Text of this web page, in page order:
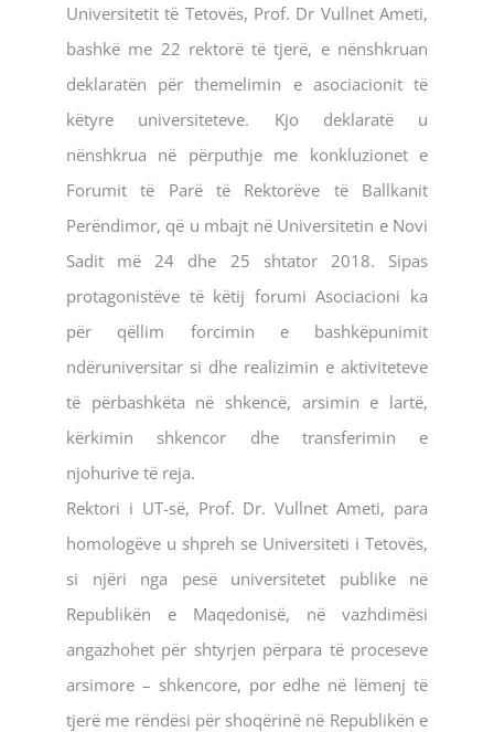
Universitetit të Tetovës, Prof. Dr Vullnet Ameti,
bashkë me 22 rektorë të tjerë, e nënshkruan
deklaratën për themelimin e asociacionit të
këtyre universiteteve. Kjo deklaratë u
nënshkrua në përputhje me konkluzionet e
Forumit të Parë të Rektorëve të Ballkanit
Perëndimor, që u mbajt në Universitetin e Novi
Sadit më 24 dhe 25 shtator 2018. Sipas
protagonistëve të këtij forumi Asociacioni ka
për qëllim forcimin e bashkëpunimit
ndëruniversitar si dhe realizimin e aktiviteteve
të përbashkëta në shkencë, arsimin e lartë,
kërkimin shkencor dhe transferimin e
njohurive të reja.
Rektori i UT-së, Prof. Dr. Vullnet Ameti, para
homologëve u shpreh se Universiteti i Tetovës,
si njëri nga pesë universitetet publike në
Republikën e Maqedonisë, në vazhdimësi
angazhohet për shtyrjen përpara të proceseve
arsimore – shkencore, por edhe në lëmenj të
tjerë me rëndësi për shoqërinë në Republikën e